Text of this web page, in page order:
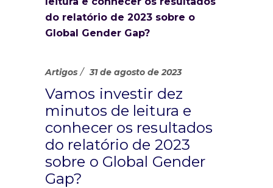
Artigos 31 de agosto de 2023
Vamos investir dez
minutos de leitura e
conhecer os resultados
do relatório de 2023
sobre o Global Gender
Gap?